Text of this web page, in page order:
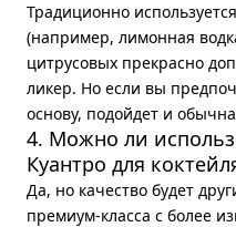
Традиционно
(например, лимонная
цитрусовых прекрасно
ликер. Но если вы
основу, подойдет и
4. Можно ли
Куантро для
Да, но качество будет
премиум-класса с более